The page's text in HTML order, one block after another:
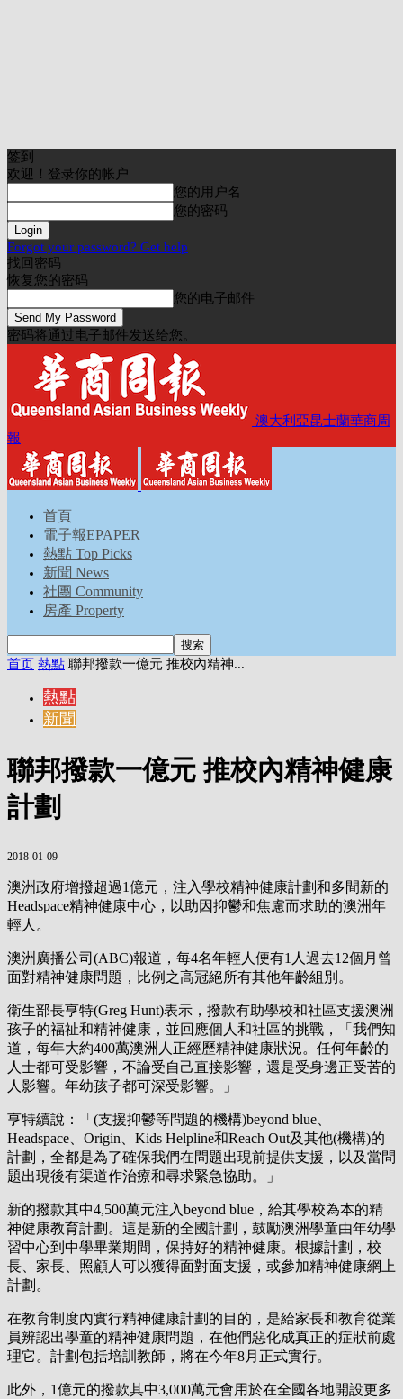
签到
欢迎！登录你的帐户
您的用户名
您的密码
Forgot your password? Get help
找回密码
恢复您的密码
您的电子邮件
密码将通过电子邮件发送给您。
澳大利亞昆士蘭華商周
報
首頁
電子報EPAPER
熱點 Top Picks
新聞 News
社團 Community
房產 Property
首页 熱點 聯邦撥款一億元 推校內精神...
熱點
新聞
聯邦撥款一億元 推校內精神健康
計劃
2018-01-09
澳洲政府增撥超過1億元，注入學校精神健康計劃和多間新的
Headspace精神健康中心，以助因抑鬱和焦慮而求助的澳洲年
輕人。
澳洲廣播公司(ABC)報道，每4名年輕人便有1人過去12個月曾
面對精神健康問題，比例之高冠絕所有其他年齡組別。
衛生部長亨特(Greg Hunt)表示，撥款有助學校和社區支援澳洲
孩子的福祉和精神健康，並回應個人和社區的挑戰，「我們知
道，每年大約400萬澳洲人正經歷精神健康狀況。任何年齡的
人士都可受影響，不論受自己直接影響，還是受身邊正受苦的
人影響。年幼孩子都可深受影響。」
亨特續說：「(支援抑鬱等問題的機構)beyond blue、
Headspace、Origin、Kids Helpline和Reach Out及其他(機構)的
計劃，全都是為了確保我們在問題出現前提供支援，以及當問
題出現後有渠道作治療和尋求緊急協助。」
新的撥款其中4,500萬元注入beyond blue，給其學校為本的精
神健康教育計劃。這是新的全國計劃，鼓勵澳洲學童由年幼學
習中心到中學畢業期間，保持好的精神健康。根據計劃，校
長、家長、照顧人可以獲得面對面支援，或參加精神健康網上
計劃。
在教育制度內實行精神健康計劃的目的，是給家長和教育從業
員辨認出學童的精神健康問題，在他們惡化成真正的症狀前處
理它。計劃包括培訓教師，將在今年8月正式實行。
此外，1億元的撥款其中3,000萬元會用於在全國各地開設更多